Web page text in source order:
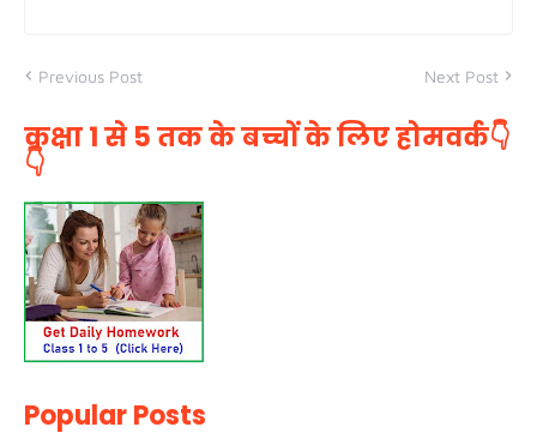
Previous Post Next Post
कक्षा 1 से 5 तक के बच्चों के लिए होमवर्क👇
👇
Popular Posts